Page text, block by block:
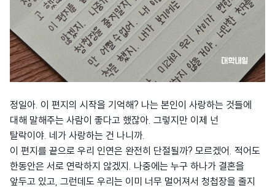
정일아. 이 편지의 시작을 기억해? 나는 본인이 사랑하는 것들에
대해 말해주는 사람이 좋다고 했잖아. 그렇지만 이제 넌
탈락이야. 네가 사랑하는 건 나니까.
이 편지를 끝으로 우리 인연은 완전히 단절될까? 모르겠어. 적어도
한동안은 서로 연락하지 않겠지. 나중에는 누구 하나가 결혼을
앞두고 있고, 그런데도 우리는 이미 너무 멀어져서 청첩장을 줄지